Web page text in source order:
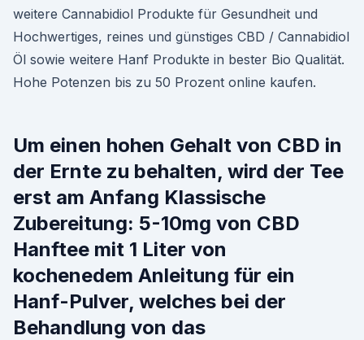
weitere Cannabidiol Produkte für Gesundheit und
Hochwertiges, reines und günstiges CBD / Cannabidiol
Öl sowie weitere Hanf Produkte in bester Bio Qualität.
Hohe Potenzen bis zu 50 Prozent online kaufen.
Um einen hohen Gehalt von CBD in
der Ernte zu behalten, wird der Tee
erst am Anfang Klassische
Zubereitung: 5-10mg von CBD
Hanftee mit 1 Liter von
kochenedem Anleitung für ein
Hanf-Pulver, welches bei der
Behandlung von das